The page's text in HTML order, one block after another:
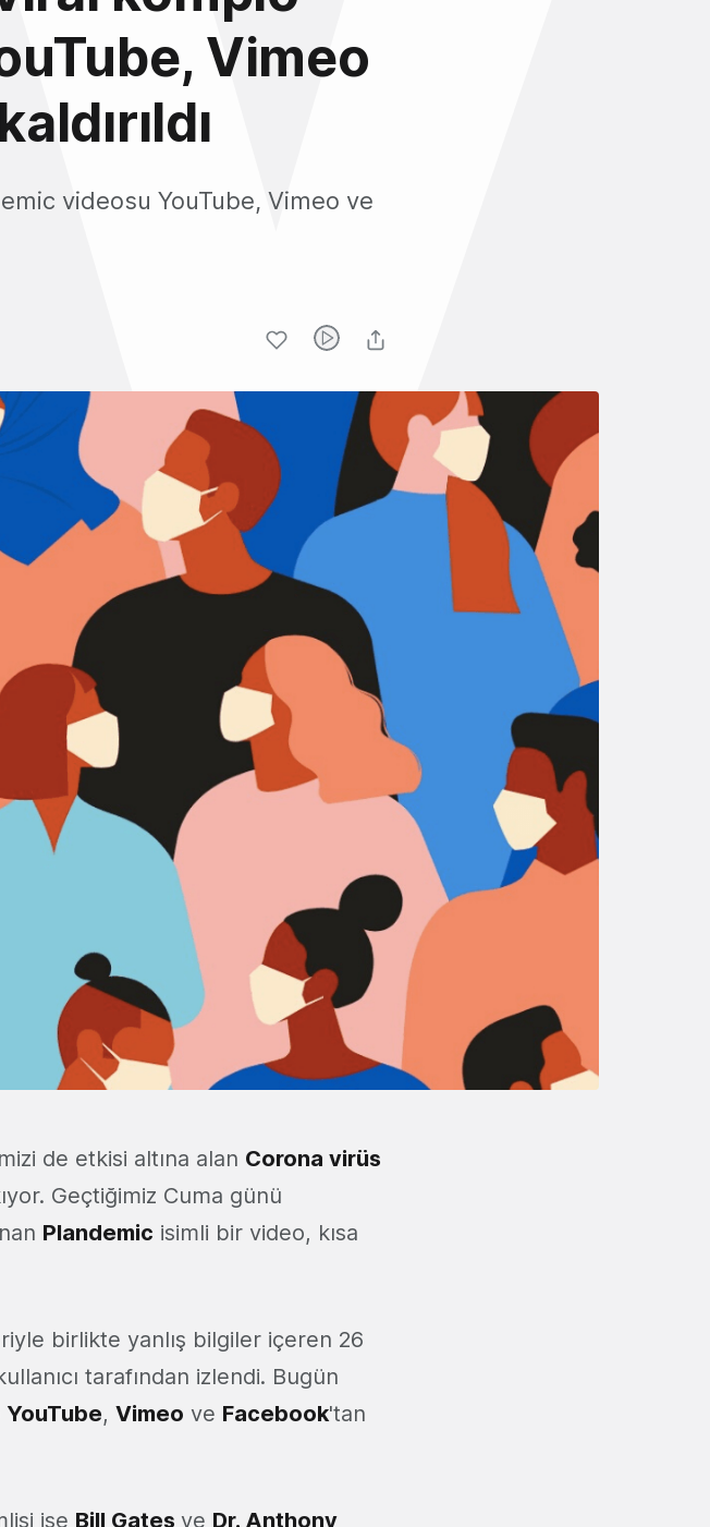
Vimeo
videosu YouTube, Vimeo ve
de etkisi altına alan Corona virüs
Geçtiğimiz Cuma günü
Plandemic isimli bir video, kısa
birlikte yanlış bilgiler içeren 26
tarafından izlendi. Bugün
YouTube, Vimeo ve Facebook'tan
ise Bill Gates ve Dr. Anthony